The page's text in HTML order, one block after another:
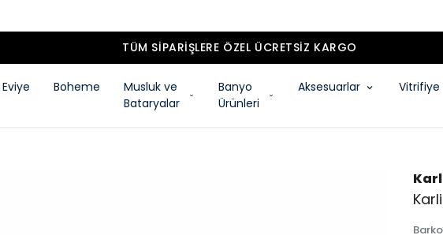
TÜM SIPARIŞLERE ÖZEL ÜCRETSIZ KARGO
Eviye Boheme
Musluk ve
Bataryalar
Banyo
Ürünleri
Aksesuarlar Vitrifiye